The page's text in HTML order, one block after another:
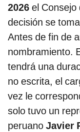
2026 el Consejo
decisión se
Antes de fin de
nombramiento.
tendrá una
no escrita, el
vez le
solo tuvo un
peruano Javier